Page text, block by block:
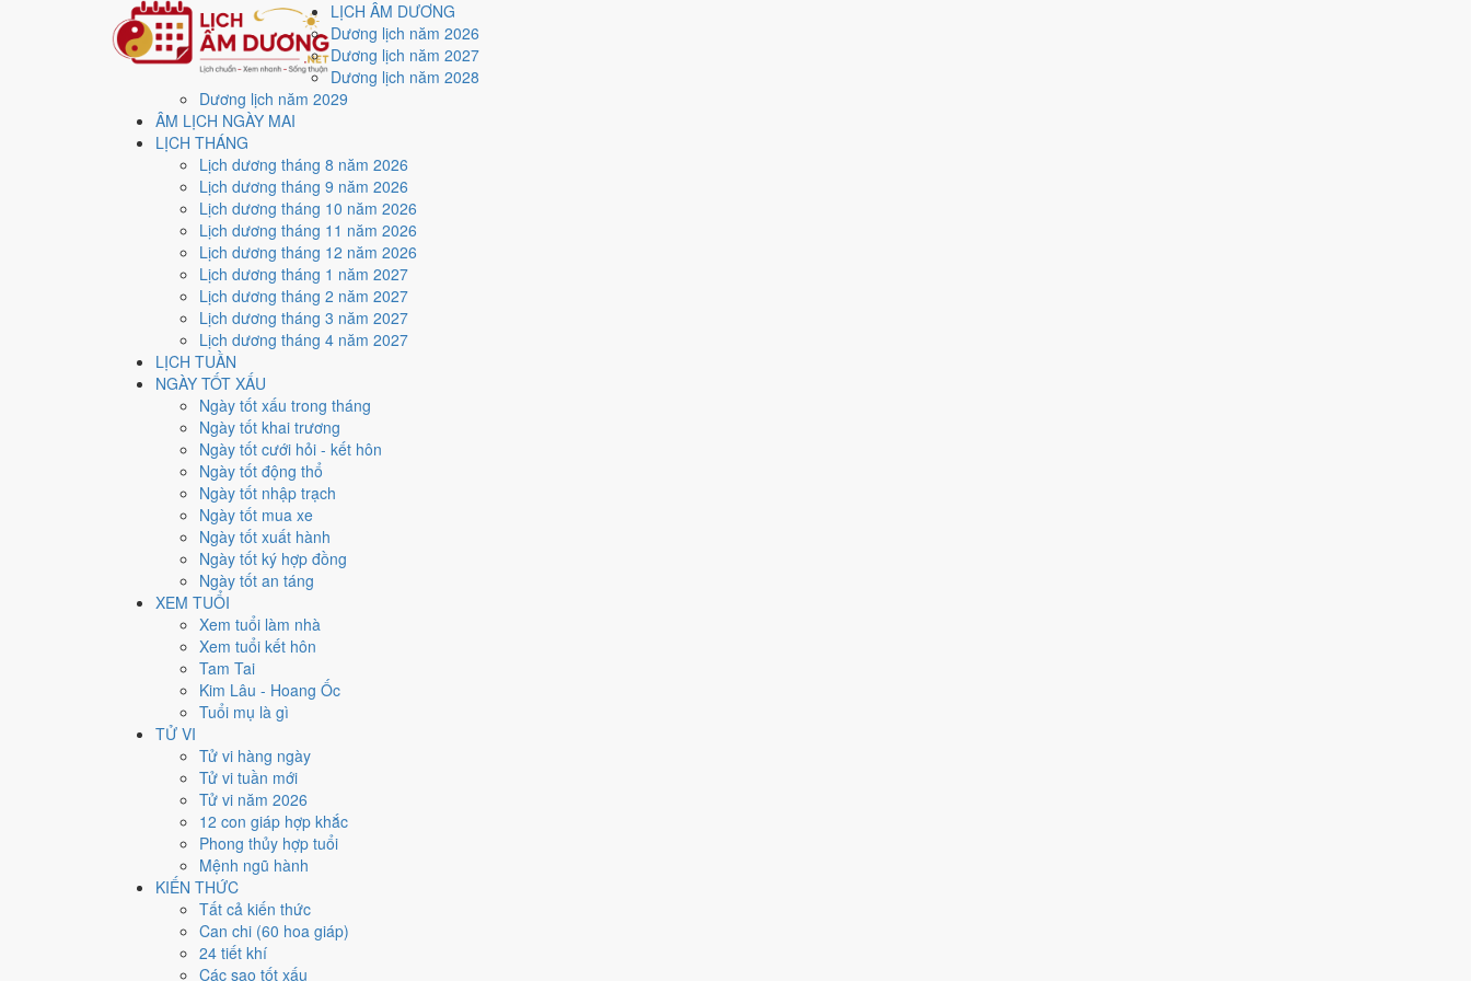
LỊCH ÂM DƯƠNG
Dương lịch năm 2026
Dương lịch năm 2027
Dương lịch năm 2028
Dương lịch năm 2029
ÂM LỊCH NGÀY MAI
LỊCH THÁNG
Lịch dương tháng 8 năm 2026
Lịch dương tháng 9 năm 2026
Lịch dương tháng 10 năm 2026
Lịch dương tháng 11 năm 2026
Lịch dương tháng 12 năm 2026
Lịch dương tháng 1 năm 2027
Lịch dương tháng 2 năm 2027
Lịch dương tháng 3 năm 2027
Lịch dương tháng 4 năm 2027
LỊCH TUẦN
NGÀY TỐT XẤU
Ngày tốt xấu trong tháng
Ngày tốt khai trương
Ngày tốt cưới hỏi - kết hôn
Ngày tốt động thổ
Ngày tốt nhập trạch
Ngày tốt mua xe
Ngày tốt xuất hành
Ngày tốt ký hợp đồng
Ngày tốt an táng
XEM TUỔI
Xem tuổi làm nhà
Xem tuổi kết hôn
Tam Tai
Kim Lâu - Hoang Ốc
Tuổi mụ là gì
TỬ VI
Tử vi hàng ngày
Tử vi tuần mới
Tử vi năm 2026
12 con giáp hợp khắc
Phong thủy hợp tuổi
Mệnh ngũ hành
KIẾN THỨC
Tất cả kiến thức
Can chi (60 hoa giáp)
24 tiết khí
Các sao tốt xấu
Trang chủ
Lịch năm 2015
Tháng 11/2015
Ngày 14/11/2015 (Giáp Ngọ)
Xem ngày14/11/2015
Ngày 14/11/2015 dương lịch (Thứ Bảy) là ngày 3/10/2015 âm lịch
với điểm trung bình 5.1/10 cho các việc quan trọng. Giờ Hoàng Đạo trong ngày:
Ngày Dương
Thứ Bảy
Tháng 11 năm 2015
Tháng 10 âm năm 2015
Giáp Ngọ
Ngày Giáp Ngọ có Trực
công việc thường ngày.
Tuất, Dần, Mùi hợp ngày; tuổi
Ngày 14/11/2015 tốt hay xấu cho việc gì?
Ngày 14/11/2015 đạt
nhưng gặp Sao Thanh Long hoàng đạo nên điểm từng việc chênh nhau như bảng dưới.
Cưới hỏi - đính hôn
Tốt